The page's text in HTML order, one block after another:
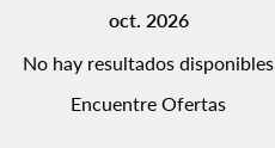
oct. 2026
No hay resultados disponibles
Encuentre Ofertas